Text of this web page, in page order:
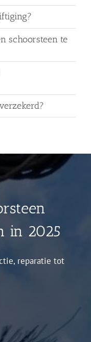
schoorsteen te
in 2025
reparatie tot